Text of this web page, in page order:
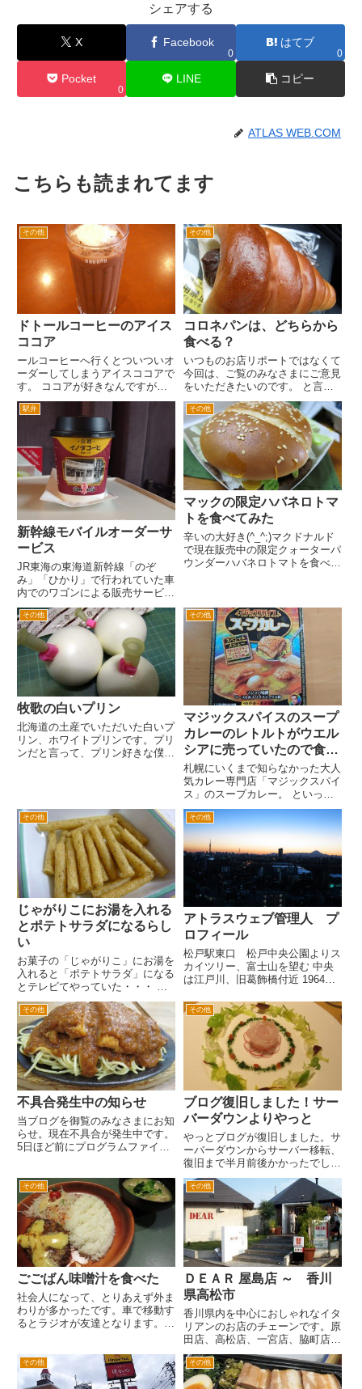
シェアする
X Facebook
0
はてブ
0
Pocket
0
LINE コピー
ATLAS WEB.COM
こちらも読まれてます
その他
ドトールコーヒーのアイス
ココア
ールコーヒーへ行くとついついオ
ーダーしてしまうアイスココアで
す。 ココアが好きなんですが、
できればホットよりアイスがすき
です。コーヒーも真冬以外は、ア
イスコーヒーを頼むので、ホット
よりアイスのドリンクがすきなの
かもしれません。 ココアを置
い...
その他
コロネパンは、どちらから
食べる？
いつものお店リポートではなくて
今回は、ご覧のみなさまにご意見
をいただきたいのです。 と言う
のも先日最近はまっている市川大
野のおいしいパン屋さん「シャラ
ント」さんで、好きなパンである
チョココロネを買いました。 い
っただきま～すと食べると、一
緒...
駅弁
新幹線モバイルオーダーサ
ービス
JR東海の東海道新幹線「のぞ
み」「ひかり」で行われていた車
内でのワゴンによる販売サービス
が、令和5年10月31日に終了しま
した。 翌11月1日からは、グリー
ン車のモバイルオーダーサービス
というものが導入され、乗客が食
べ物や飲み物をスマートフ...
その他
マックの限定ハバネロトマ
トを食べてみた
辛いの大好き(^_^;)マクドナルド
で現在販売中の限定クォーターパ
ウンダーハバネロトマトを食べて
きのカラーなパッケージだったけ
ど、こんな感じでした。 ...
その他
牧歌の白いプリン
北海道の土産でいただいた白いプ
リン、ホワイトプリンです。プリ
ンだと言って、プリン好きな僕に
感じです。プリンといってもなん
か...
その他
マジックスパイスのスープ
カレーのレトルトがウエル
シアに売っていたので食べ
たらうまかった
札幌にいくまで知らなかった大人
気カレー専門店「マジックスパイ
ス」のスープカレー。 といって
も札幌でも食べたことがなく、機
会があったらぜひ食べてみたいと
おもっていたのですが、その前に
近所のウエルシアにレトルトカレ
ーが売っていました。 通常の
レ...
その他
じゃがりこにお湯を入れる
とポテトサラダになるらし
い
お菓子の「じゃがりこ」にお湯を
入れると「ポテトサラダ」になる
とテレビてやっていた・・・ す
ぐに実験してみたくなるわたし
(^^ゞ すぐ手元にあったじゃがり
こが、「東海限定 手羽先味」
こんな感じです。本当は、サラダ
味とかが、ベターなようです。...
その他
アトラスウェブ管理人 プ
ロフィール
松戸駅東口 松戸中央公園よりス
カイツリー、富士山を望む 中央
は江戸川、旧葛飾橋付近 1964年
塾大学法学部法律学科卒業
ATLAS WEB.COM管理人 陸海空
自衛隊、航空祭、旅客機、海上保
安庁、パトカー、白バ...
その他
不具合発生中の知らせ
当ブログを御覧のみなさまにお知
らせ。現在不具合が発生中です。
5日ほど前にプログラムファイル
に詳しくないなか、調べながらな
んとか投稿できるまでもどりまし
た。 しかし画像が表示されな...
その他
ブログ復旧しました！サー
バーダウンよりやっと
やっとブログが復旧しました。サ
ーバーダウンからサーバー移転、
復旧まで半月前後かかったでしょ
うか。 10月初旬ころからブロ
グやサイトが開かなかったり、開
くのにすごい重くなったり。使っ
ているレンタルサーバー会社よ
り、サイトやブロにアクセスが
多...
その他
ごごばん味噌汁を食べた
社会人になって、とりあえず外ま
わりが多かったです。車で移動す
るとラジオが友達となります。日
の「吉田照美のやる気まんまん」
でした。20年ぐらい聞いていた
その他
ＤＥＡＲ 屋島店 ～ 香川
県高松市
香川県内を中心におしゃれなイタ
リアンのお店のチェーンです。原
田店、高松店、一宮店、脇町店、
サンポート店のほかに、徳島店、
小松島店など徳島にもお店があり
ます。 魅力は、やはりおしゃれ
その他 その他